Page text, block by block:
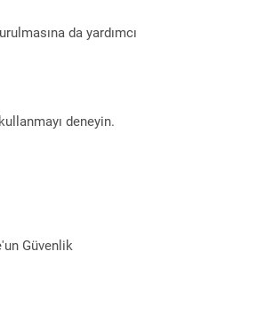
da yardımcı
deneyin.
Güvenlik